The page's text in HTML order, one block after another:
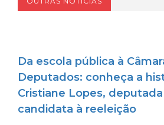
Da escola pública à
Deputados: conheça a
Cristiane Lopes,
candidata à reeleição